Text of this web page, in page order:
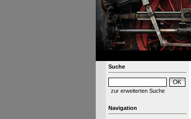
Suche
zur erweiterten Suche
Navigation